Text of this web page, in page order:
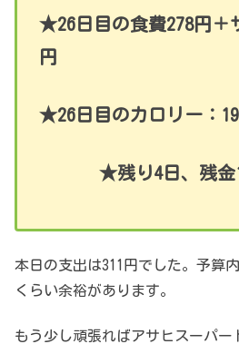
★26日目の食費278円＋
円
★26日目のカロリー：
★残り4日、残金
本日の支出は311円でした。予算
くらい余裕があります。
もう少し頑張ればアサヒスーパー